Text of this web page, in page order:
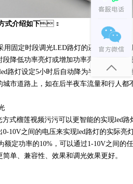
式介绍如下：
定时段调光LED路灯的还是比较多，
降低功率亮灯或增加功率亮灯的方式
led路灯设定5小时后自动降为半功率工作
市道路上，如在后半夜车流量和行人
榴莲视频污污可以更智能的实现led路灯
之间的电压来实现led路灯的实际亮灯功
定功率的10%，可以通过1-10V之间的
、兼容性、效果和调光效果更好。